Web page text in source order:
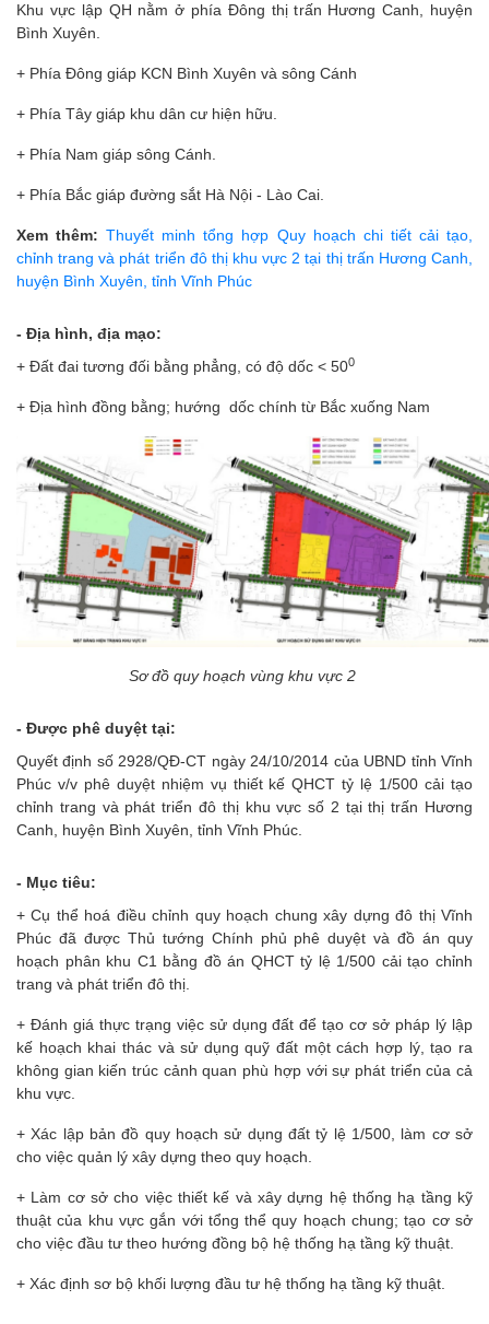
Khu vực lập QH nằm ở phía Đông thị trấn Hương Canh, huyện
Bình Xuyên.
+ Phía Đông giáp KCN Bình Xuyên và sông Cánh
+ Phía Tây giáp khu dân cư hiện hữu.
+ Phía Nam giáp sông Cánh.
+ Phía Bắc giáp đường sắt Hà Nội - Lào Cai.
Xem thêm: Thuyết minh tổng hợp Quy hoạch chi tiết cải tạo,
chỉnh trang và phát triển đô thị khu vực 2 tại thị trấn Hương Canh,
huyện Bình Xuyên, tỉnh Vĩnh Phúc
- Địa hình, địa mạo:
+ Đất đai tương đối bằng phẳng, có độ dốc < 500
+ Địa hình đồng bằng; hướng dốc chính từ Bắc xuống Nam
Sơ đồ quy hoạch vùng khu vực 2
- Được phê duyệt tại:
Quyết định số 2928/QĐ-CT ngày 24/10/2014 của UBND tỉnh Vĩnh
Phúc v/v phê duyệt nhiệm vụ thiết kế QHCT tỷ lệ 1/500 cải tạo
chỉnh trang và phát triển đô thị khu vực số 2 tại thị trấn Hương
Canh, huyện Bình Xuyên, tỉnh Vĩnh Phúc.
- Mục tiêu:
+ Cụ thể hoá điều chỉnh quy hoạch chung xây dựng đô thị Vĩnh
Phúc đã được Thủ tướng Chính phủ phê duyệt và đồ án quy
hoạch phân khu C1 bằng đồ án QHCT tỷ lệ 1/500 cải tạo chỉnh
trang và phát triển đô thị.
+ Đánh giá thực trạng việc sử dụng đất để tạo cơ sở pháp lý lập
kế hoạch khai thác và sử dụng quỹ đất một cách hợp lý, tạo ra
không gian kiến trúc cảnh quan phù hợp với sự phát triển của cả
khu vực.
+ Xác lập bản đồ quy hoạch sử dụng đất tỷ lệ 1/500, làm cơ sở
cho việc quản lý xây dựng theo quy hoạch.
+ Làm cơ sở cho việc thiết kế và xây dựng hệ thống hạ tầng kỹ
thuật của khu vực gắn với tổng thể quy hoạch chung; tạo cơ sở
cho việc đầu tư theo hướng đồng bộ hệ thống hạ tầng kỹ thuật.
+ Xác định sơ bộ khối lượng đầu tư hệ thống hạ tầng kỹ thuật.